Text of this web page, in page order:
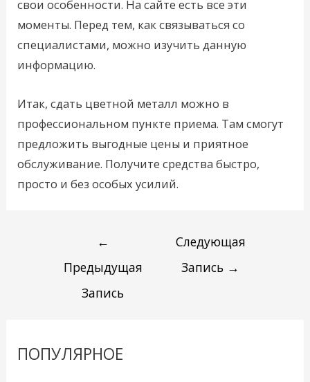
свои особенности. На сайте есть все эти
моменты. Перед тем, как связываться со
специалистами, можно изучить данную
информацию.
Итак, сдать цветной металл можно в
профессиональном пункте приема. Там смогут
предложить выгодные цены и приятное
обслуживание. Получите средства быстро,
просто и без особых усилий.
←
Предыдущая
Запись
Следующая
Запись →
ПОПУЛЯРНОЕ